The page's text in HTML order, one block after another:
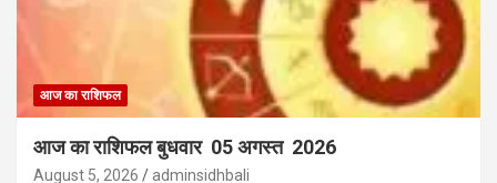
आज का राशिफल
आज का राशिफल बुधवार 05 अगस्त 2026
August 5, 2026 adminsidhbali